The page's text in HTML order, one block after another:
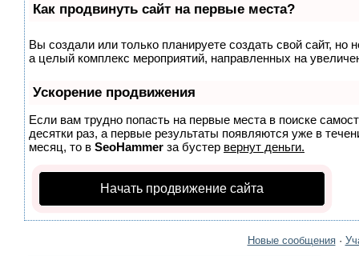
Как продвинуть сайт на первые места?
Вы создали или только планируете создать свой сайт, но
а целый комплекс мероприятий, направленных на
Ускорение продвижения
Если вам трудно попасть на первые места в поиске
десятки раз, а первые результаты появляются уже в
месяц, то в SeoHammer за бустер вернут деньги.
Начать продвижение сайта
Новые сообщения·